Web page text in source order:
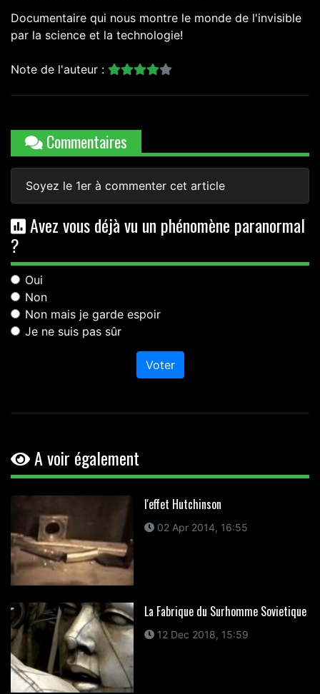
Documentaire qui nous montre le monde de l'invisible
par la science et la technologie!
Note de l'auteur :
Commentaires
Soyez le 1er à commenter cet article
Avez vous déjà vu un phénomène paranormal
?
Oui
Non
Non mais je garde espoir
Je ne suis pas sûr
Voter
A voir également
l'effet Hutchinson
02 Apr 2014, 16:55
La Fabrique du Surhomme Sovietique
12 Dec 2018, 15:59